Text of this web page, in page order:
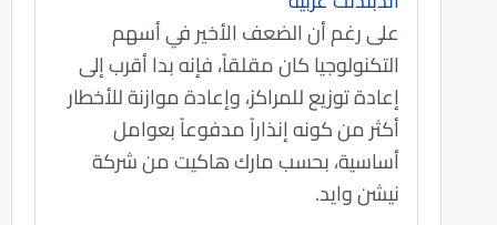
على رغم أن الضعف الأخير في أسهم
التكنولوجيا كان مقلقاً، فإنه بدا أقرب إلى
إعادة توزيع للمراكز، وإعادة موازنة للأخطار
أكثر من كونه إنذاراً مدفوعاً بعوامل
أساسية، بحسب مارك هاكيت من شركة
نيشن وايد.